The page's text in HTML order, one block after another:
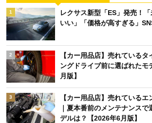
1
レクサス新型「ES」発売！
いい」「価格が高すぎる」
2
【カー用品店】売れている
ングドライブ前に選ばれたモ
月版】
3
【カー用品店】売れている
｜夏本番前のメンテナンス
デルは？【2026年6月版】